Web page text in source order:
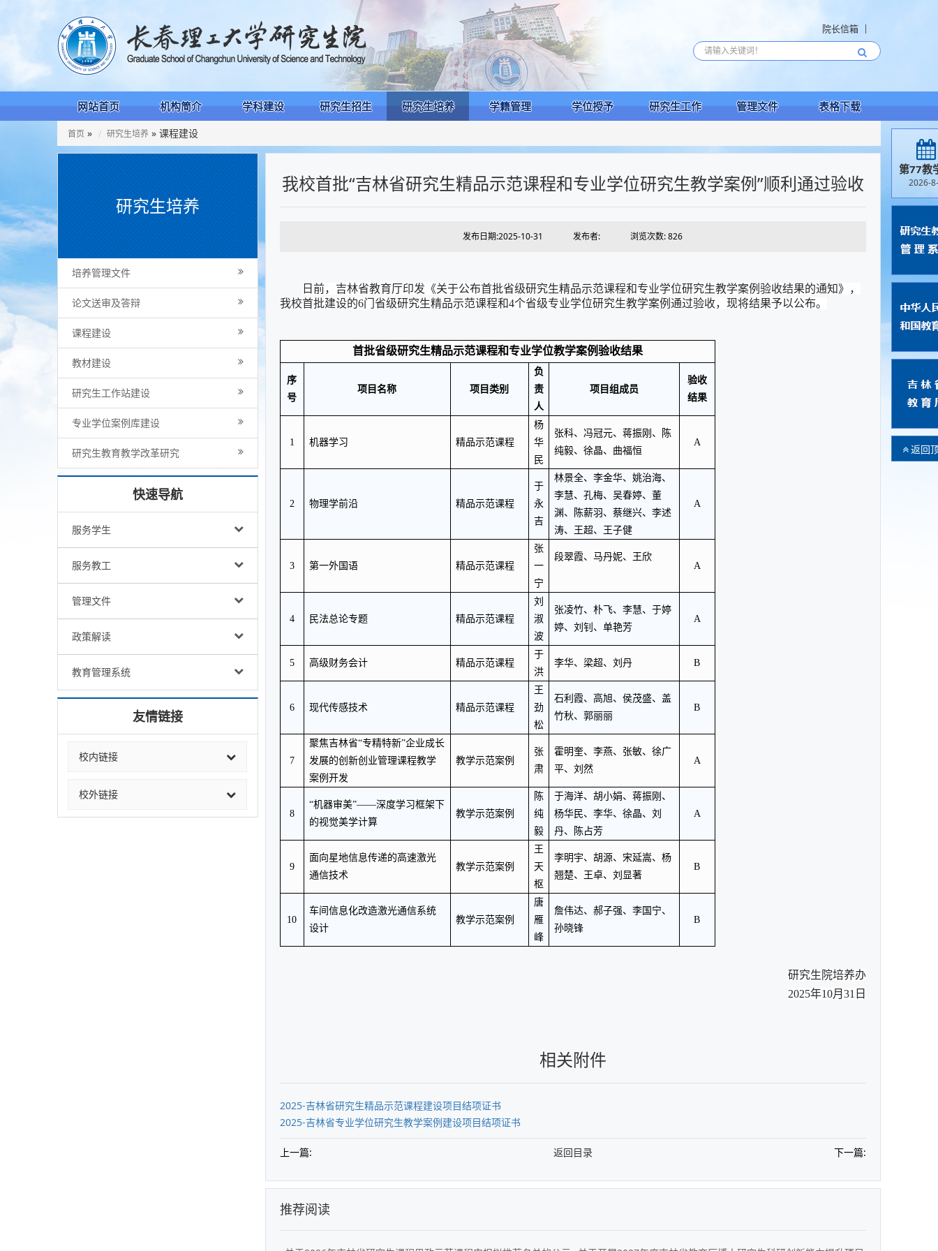
院长信箱
第77教
2026-
返回
网站首页 机构简介 学科建设 研究生招生 研究生培养 学籍管理 学位授予 研究生工作 管理文件 表格下载
首页 » 研究生培养 » 课程建设
我校首批“吉林省研究生精品示范课程和专业学位研究生教学案例”顺利通过验收
发布日期:2025-10-31 发布者: 浏览次数:826
日前，吉林省教育厅印发《关于公布首批省级研究生精品示范课程和专业学位研究生教学案例验收结果的通知》，
我校首批建设的6门省级研究生精品示范课程和4个省级专业学位研究生教学案例通过验收，现将结果予以公布。
首批省级研究生精品示范课程和专业学位教学案例验收结果
序
号
项目名称 项目类别
负
责
人
项目组成员
验收
结果
1 机器学习 精品示范课程
杨
华
民
张科、冯冠元、蒋振刚、陈
纯毅、徐晶、曲福恒
A
2 物理学前沿 精品示范课程
于
永
吉
林景全、李金华、姚治海、
李慧、孔梅、吴春婷、董
渊、陈薪羽、蔡继兴、李述
涛、王超、王子健
A
3 第一外国语 精品示范课程
张
一
宁
段翠霞、马丹妮、王欣
A
4 民法总论专题 精品示范课程
刘
淑
波
张凌竹、朴飞、李慧、于婷
婷、刘钊、单艳芳
A
5 高级财务会计 精品示范课程
于
洪
李华、梁超、刘丹 B
6 现代传感技术 精品示范课程
王
劲
松
石利霞、高旭、侯茂盛、盖
竹秋、郭丽丽
B
7
聚焦吉林省“专精特新”企业成长
发展的创新创业管理课程教学
案例开发
教学示范案例
张
肃
霍明奎、李燕、张敏、徐广
平、刘然
A
8
“机器审美”——深度学习框架下
的视觉美学计算
教学示范案例
陈
纯
毅
于海洋、胡小娟、蒋振刚、
杨华民、李华、徐晶、刘
丹、陈占芳
A
9
面向星地信息传递的高速激光
通信技术
教学示范案例
王
天
枢
李明宇、胡源、宋延嵩、杨
翘楚、王卓、刘显著
B
10
车间信息化改造激光通信系统
设计
教学示范案例
唐
雁
峰
詹伟达、郝子强、李国宁、
孙晓锋
B
研究生院培养办
2025年10月31日
相关附件
2025-吉林省研究生精品示范课程建设项目结项证书
2025-吉林省专业学位研究生教学案例建设项目结项证书
上一篇: 返回目录 下一篇:
推荐阅读
研究生培养
培养管理文件
论文送审及答辩
课程建设
教材建设
研究生工作站建设
专业学位案例库建设
研究生教育教学改革研究
快速导航
服务学生
服务教工
管理文件
政策解读
教育管理系统
友情链接
校内链接
校外链接